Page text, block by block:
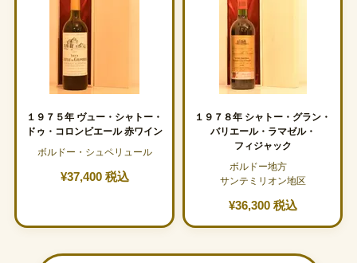
１９７５年 ヴュー・シャトー・
ドゥ・コロンビエール 赤ワイン
ボルドー・シュペリュール
¥37,400 税込
１９７８年 シャトー・グラン・
バリエール・ラマゼル・
フィジャック
ボルドー地方
サンテミリオン地区
¥36,300 税込